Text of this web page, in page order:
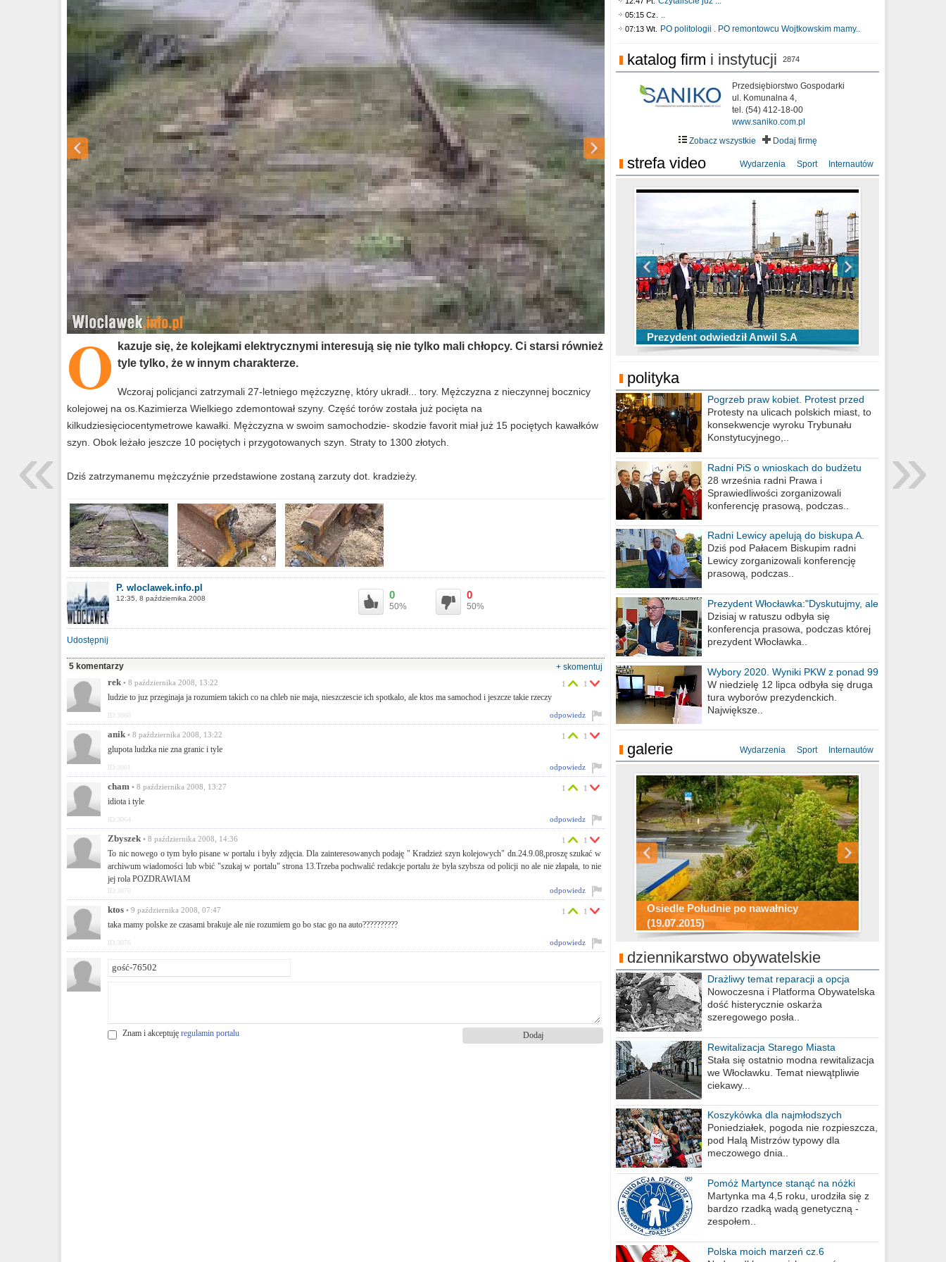
O
kazuje się, że kolejkami elektrycznymi interesują się nie tylko mali chłopcy. Ci starsi również
tyle tylko, że w innym charakterze.
Wczoraj policjanci zatrzymali 27-letniego mężczyznę, który ukradł... tory. Mężczyzna z nieczynnej bocznicy
kolejowej na os.Kazimierza Wielkiego zdemontował szyny. Część torów została już pocięta na
kilkudziesięciocentymetrowe kawałki. Mężczyzna w swoim samochodzie- skodzie favorit miał już 15 pociętych kawałków
szyn. Obok leżało jeszcze 10 pociętych i przygotowanych szyn. Straty to 1300 złotych.
Dziś zatrzymanemu mężczyźnie przedstawione zostaną zarzuty dot. kradzieży.
P. wloclawek.info.pl
12:35, 8 października 2008 0
50%
0
50%
Udostępnij
5 komentarzy
+ skomentuj
rek • 8 października 2008, 13:22
ludzie to juz przeginaja ja rozumiem takich co na chleb nie maja, nieszczescie ich spotkalo, ale ktos ma samochod i jeszcze takie rzeczy
1 1
odpowiedz
ID:3060
anik • 8 października 2008, 13:22
glupota ludzka nie zna granic i tyle
1 1
odpowiedz
ID:3061
cham • 8 października 2008, 13:27
idiota i tyle
1 1
odpowiedz
ID:3064
Zbyszek • 8 października 2008, 14:36
To nic nowego o tym było pisane w portalu i były zdjęcia. Dla zainteresowanych podaję " Kradzież szyn kolejowych" dn.24.9.08,proszę szukać w
archiwum wiadomości lub wbić "szukaj w portalu" strona 13.Trzeba pochwalić redakcje portalu że była szybsza od policji no ale nie złapała, to nie
jej rola POZDRAWIAM
1 1
odpowiedz
ID:3070
ktos • 9 października 2008, 07:47
taka mamy polske ze czasami brakuje ale nie rozumiem go bo stac go na auto??????????
1 1
odpowiedz
ID:3076
Znam i akceptuję regulamin portalu
05:15 Cz. ..
07:13 Wt. PO politologii . PO remontowcu Wojtkowskim mamy..
katalog firm i instytucji 2874
Przedsiębiorstwo Gospodarki
ul. Komunalna 4,
tel. (54) 412-18-00
www.saniko.com.pl
Zobacz wszystkie
Dodaj firmę
strefa video Wydarzenia Sport Internautów
Prezydent odwiedził Anwil S.A
TOP 10 przechwytów Anwilu Włocławek
w EBL w sezonie 2019/2020
TOP 5 rzutów Anwilu Włocławek w BCL
w sezonie 2019/2020
Ni To Ponk - W oczach mamy strach
sixf33t .Last Year DRONE FOOTAGE
Włocławek
XXIII Sesja Rady Miasta Włocławek VIII
kadencji w dniu 09.06.2020 r.
polityka
Pogrzeb praw kobiet. Protest przed
biurem poselskim PiS
Protesty na ulicach polskich miast, to
konsekwencje wyroku Trybunału
Konstytucyjnego,..
Radni PiS o wnioskach do budżetu
miasta na 2021 rok
28 września radni Prawa i
Sprawiedliwości zorganizowali
konferencję prasową, podczas..
Radni Lewicy apelują do biskupa A.
Wiesława Meringa
Dziś pod Pałacem Biskupim radni
Lewicy zorganizowali konferencję
prasową, podczas..
Prezydent Włocławka:"Dyskutujmy, ale
nie obrażajmy się”
Dzisiaj w ratuszu odbyła się
konferencja prasowa, podczas której
prezydent Włocławka..
Wybory 2020. Wyniki PKW z ponad 99
procent obwodów
W niedzielę 12 lipca odbyła się druga
tura wyborów prezydenckich.
Największe..
galerie Wydarzenia Sport Internautów
Osiedle Południe po nawałnicy
(19.07.2015)
Wizytówka Włocławka
polowanie wigilijne 2014
Miasto kładzie się do snu .
Konkurs fotograficzny "Co to za
miejsca"
Ścieżka rowerowa w naszym mieście
dziennikarstwo obywatelskie
Drażliwy temat reparacji a opcja
berlińska
Nowoczesna i Platforma Obywatelska
dość histerycznie oskarża
szeregowego posła..
Rewitalizacja Starego Miasta
Stała się ostatnio modna rewitalizacja
we Włocławku. Temat niewątpliwie
ciekawy...
Koszykówka dla najmłodszych
Poniedziałek, pogoda nie rozpieszcza,
pod Halą Mistrzów typowy dla
meczowego dnia..
Pomóż Martynce stanąć na nóżki
Martynka ma 4,5 roku, urodziła się z
bardzo rzadką wadą genetyczną -
zespołem..
Polska moich marzeń cz.6
»
«